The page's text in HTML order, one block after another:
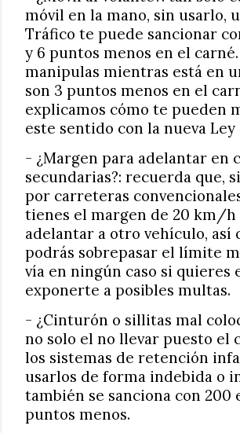
móvil en la mano, sin usarlo,
Tráfico te puede sancionar
y 6 puntos menos en el
manipulas mientras está en
son 3 puntos menos en el
explicamos cómo te pueden
este sentido con la nueva Ley
- ¿Margen para adelantar en
secundarias?: recuerda que,
por carreteras
tienes el margen de 20 km/h
adelantar a otro vehículo, así
podrás sobrepasar el límite
vía en ningún caso si quieres
exponerte a posibles multas.
- ¿Cinturón o sillitas mal
no solo el no llevar puesto el
los sistemas de retención
usarlos de forma indebida o
también se sanciona con 200
puntos menos.